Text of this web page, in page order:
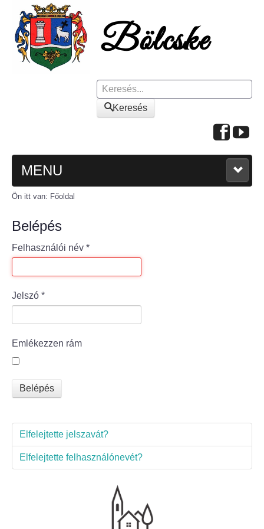
Keresés
Keresés
MENU
FŐOLDAL
A KÖZSÉGRŐL
Polgármesteri köszöntő
Bölcske település
Mi újság Bölcskén?
Értéktár bizottság
Látnivalók
Szállások
Református Egyház
Ön itt van: Főoldal
Belépés
Felhasználói név *
Jelszó *
Emlékezzen rám
Belépés
Elfelejtette jelszavát?
Elfelejtette felhasználónevét?